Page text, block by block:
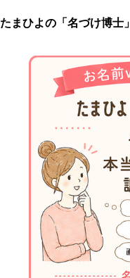
たまひよの「名づけ博士」